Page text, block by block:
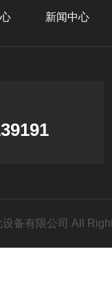
新闻中心
设备有限公司 All